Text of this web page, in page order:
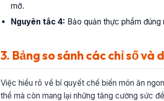
mỡ.
Nguyên tắc 4: Bảo quản thực phẩm đúng
3. Bảng so sánh các chỉ số
Việc hiểu rõ về bí quyết chế biến món ăn
thể mà còn mang lại những tăng cường sức